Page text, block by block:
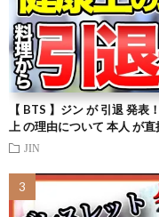
【 BTS 】ジン が 引退 発
上 の理由について 本人 が直
JIN